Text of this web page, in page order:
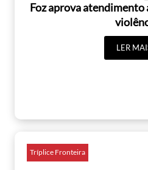
Foz aprova atendimento
LER
Tríplice Fronteira